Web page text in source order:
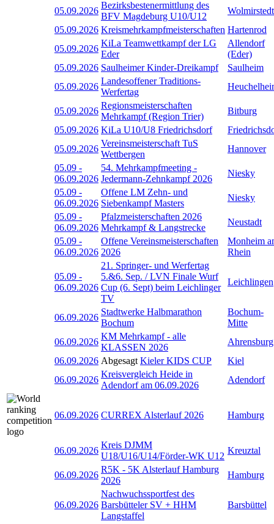
05.09.2026
Bezirksbestenermittlung des
BFV Magdeburg U10/U12
Wolmirstedt
05.09.2026 Kreismehrkampfmeisterschaften Hartenrod
05.09.2026
KiLa Teamwettkampf der LG
Eder
Allendorf
(Eder)
05.09.2026 Saulheimer Kinder-Dreikampf
Saulheim
05.09.2026
Landesoffener Traditions-
Werfertag
05.09.2026
Regionsmeisterschaften
Mehrkampf (Region Trier)
Bitburg
05.09.2026 KiLa U10/U8 Friedrichsdorf
05.09.2026
Vereinsmeisterschaft TuS
Wettbergen
Hannover
05.09 -
06.09.2026
54. Mehrkampfmeeting -
Jedermann-Zehnkampf 2026
Niesky
05.09 -
06.09.2026
Offene LM Zehn- und
Siebenkampf Masters
Niesky
05.09 -
06.09.2026
Pfalzmeisterschaften 2026
Mehrkampf & Langstrecke
Neustadt
05.09 -
06.09.2026
Offene Vereinsmeisterschaften
2026
Monheim
Rhein
05.09 -
06.09.2026
21. Springer- und Werfertag
5.&6. Sep. / LVN Finale Wurf
Cup (6. Sept) beim Leichlinger
TV
Leichlingen
06.09.2026
Stadtwerke Halbmarathon
Bochum
Bochum-
Mitte
06.09.2026
KM Mehrkampf - alle
KLASSEN 2026
Ahrensburg
06.09.2026 Abgesagt Kieler KIDS CUP
Kiel
06.09.2026
Kreisvergleich Heide in
Adendorf am 06.09.2026
Adendorf
06.09.2026 CURREX Alsterlauf 2026 Hamburg
06.09.2026
Kreis DJMM
U18/U16/U14/Förder-WK U12
Kreuztal
06.09.2026
R5K - 5K Alsterlauf Hamburg
2026
Hamburg
06.09.2026
Nachwuchssportfest des
Barsbütteler SV + HHM
Langstaffel
Barsbüttel